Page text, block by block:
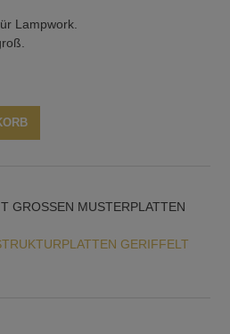
Lampwork.
GROSSEN MUSTERPLATTEN 5
GERIFFELT